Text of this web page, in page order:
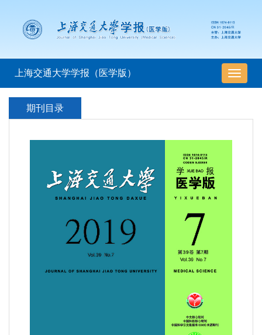
导
航
上海交通大学学报（医学版）
期刊目录